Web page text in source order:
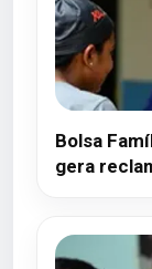
Bolsa
gera